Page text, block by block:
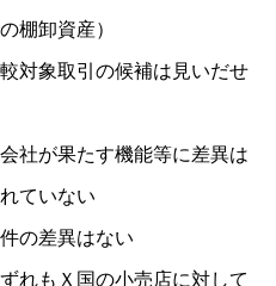
棚卸資産）
対象取引の候補は見いだせ
社が果たす機能等に差異は
ていない
の差異はない
れもＸ国の小売店に対して